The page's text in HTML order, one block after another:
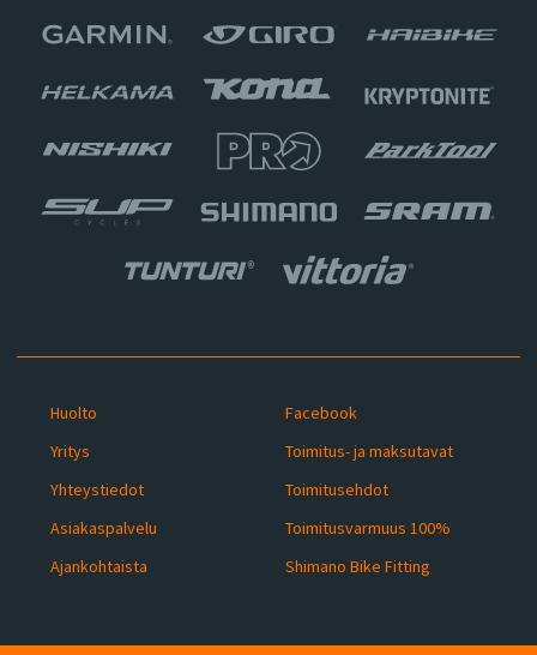
Huolto
Yritys
Yhteystiedot
Asiakaspalvelu
Ajankohtaista
Facebook
Toimitus- ja maksutavat
Toimitusehdot
Toimitusvarmuus 100%
Shimano Bike Fitting